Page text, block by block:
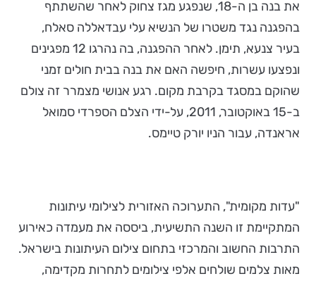
את בנה בן ה-18, שנפגע מגז צחוק לאחר שהשתתף
בהפגנה נגד משטרו של הנשיא עלי עבדאללה סאלח,
בעיר צנעא, תימן. לאחר ההפגנה, בה נהרגו 12 מפגינים
ונפצעו עשרות, חיפשה האם את בנה בבית חולים זמני
שהוקם במסגד בקרבת מקום. רגע אנושי מצמרר זה צולם
ב-15 באוקטובר, 2011, על-ידי הצלם הספרדי סמואל
אראנדה, עבור הניו יורק טיימס.
"עדות מקומית", התערוכה האזורית לצילומי עיתונות
המתקיימת זו השנה התשיעית, ביססה את מעמדה כאירוע
התרבות החשוב והמרכזי בתחום צילום העיתונות בישראל.
מאות צלמים שולחים אלפי צילומים לתחרות מקדימה,